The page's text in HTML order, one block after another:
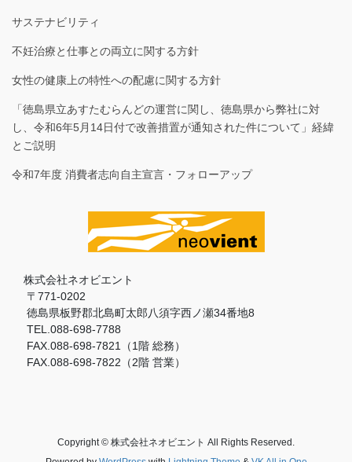
サステナビリティ
不妊治療と仕事との両立に関する方針
女性の健康上の特性への配慮に関する方針
「徳島県立あすたむらんどの運営に関し、徳島県から弊社に対
し、令和6年5月14日付で改善措置が通知された件について」経緯
とご説明
令和7年度 消費者志向自主宣言・フォローアップ
株式会社ネオビエント
〒771-0202
徳島県板野郡北島町太郎八須字西ノ瀬34番地8
TEL.088-698-7788
FAX.088-698-7821（1階 総務）
FAX.088-698-7822（2階 営業）
Copyright © 株式会社ネオビエント All Rights Reserved.